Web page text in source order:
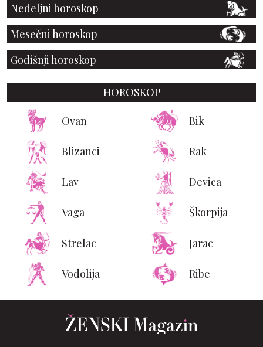
Nedeljni horoskop
Mesečni horoskop
Godišnji horoskop
HOROSKOP
Ovan Bik
Blizanci Rak
Lav Devica
Vaga Škorpija
Strelac Jarac
Vodolija Ribe